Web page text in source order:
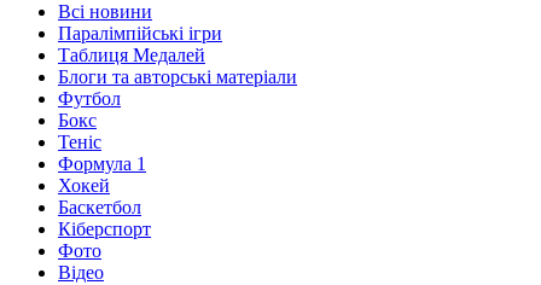
Всі новини
Паралімпійські ігри
Таблиця Медалей
Блоги та авторські матеріали
Футбол
Бокс
Теніс
Формула 1
Хокей
Баскетбол
Кіберспорт
Фото
Відео